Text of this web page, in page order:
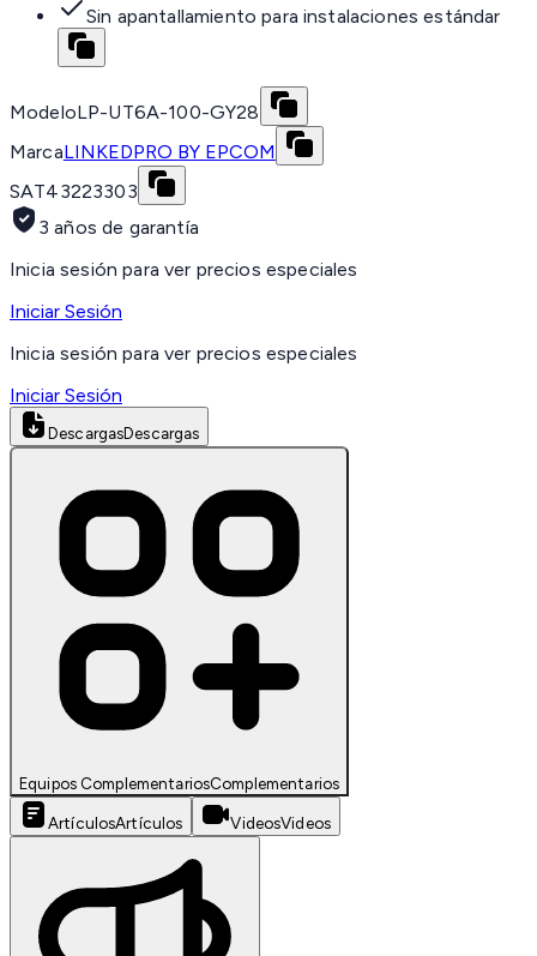
Sin apantallamiento para instalaciones estándar
ModeloLP-UT6A-100-GY28
MarcaLINKEDPRO BY EPCOM
SAT43223303
3 años de garantía
Inicia sesión para ver precios especiales
Iniciar Sesión
Inicia sesión para ver precios especiales
Iniciar Sesión
DescargasDescargas
Equipos ComplementariosComplementarios
ArtículosArtículos VideosVideos